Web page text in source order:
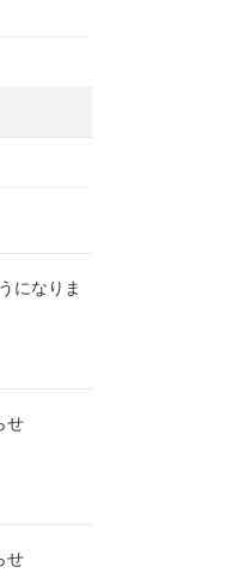
になりま
せ
せ